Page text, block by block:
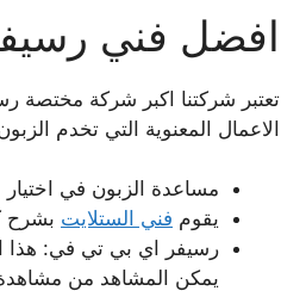
افضل فني
تعتبر شركتنا اكبر شركة مختصة
الاعمال المعنوية التي تخدم
مساعدة الزبون في اختيار
يقوم فني الستلايت بشرح
رسيفر اي بي تي في: هذا
يمكن المشاهد من مشاهدة